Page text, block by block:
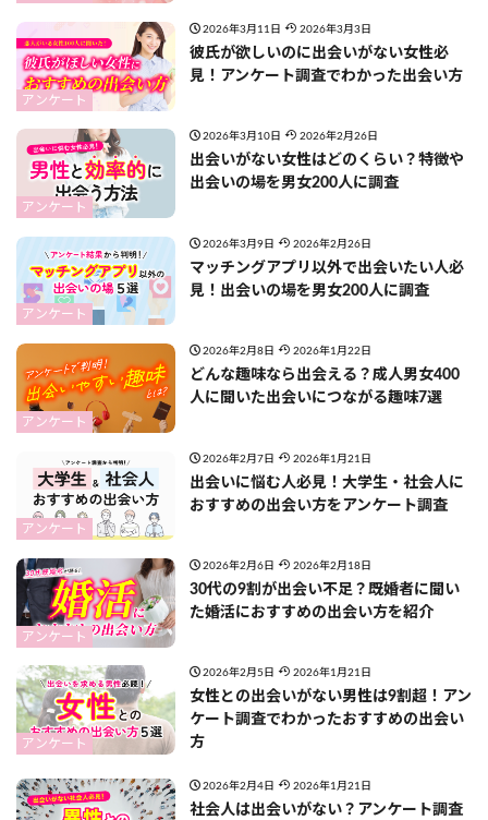
アンケート
2026年3月11日 2026年3月3日
彼氏が欲しいのに出会いがない女性必
見！アンケート調査でわかった出会い方
アンケート
2026年3月10日 2026年2月26日
出会いがない女性はどのくらい？特徴や
出会いの場を男女200人に調査
アンケート
2026年3月9日 2026年2月26日
マッチングアプリ以外で出会いたい人必
見！出会いの場を男女200人に調査
アンケート
2026年2月8日 2026年1月22日
どんな趣味なら出会える？成人男女400
人に聞いた出会いにつながる趣味7選
アンケート
2026年2月7日 2026年1月21日
出会いに悩む人必見！大学生・社会人に
おすすめの出会い方をアンケート調査
アンケート
2026年2月6日 2026年2月18日
30代の9割が出会い不足？既婚者に聞い
た婚活におすすめの出会い方を紹介
アンケート
2026年2月5日 2026年1月21日
女性との出会いがない男性は9割超！アン
ケート調査でわかったおすすめの出会い
方
2026年2月4日 2026年1月21日
社会人は出会いがない？アンケート調査